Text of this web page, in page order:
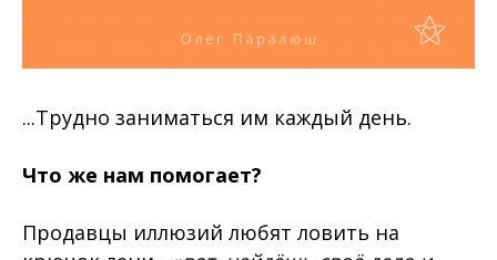
...Трудно заниматься им каждый день.
Что же нам помогает?
Продавцы иллюзий любят ловить на